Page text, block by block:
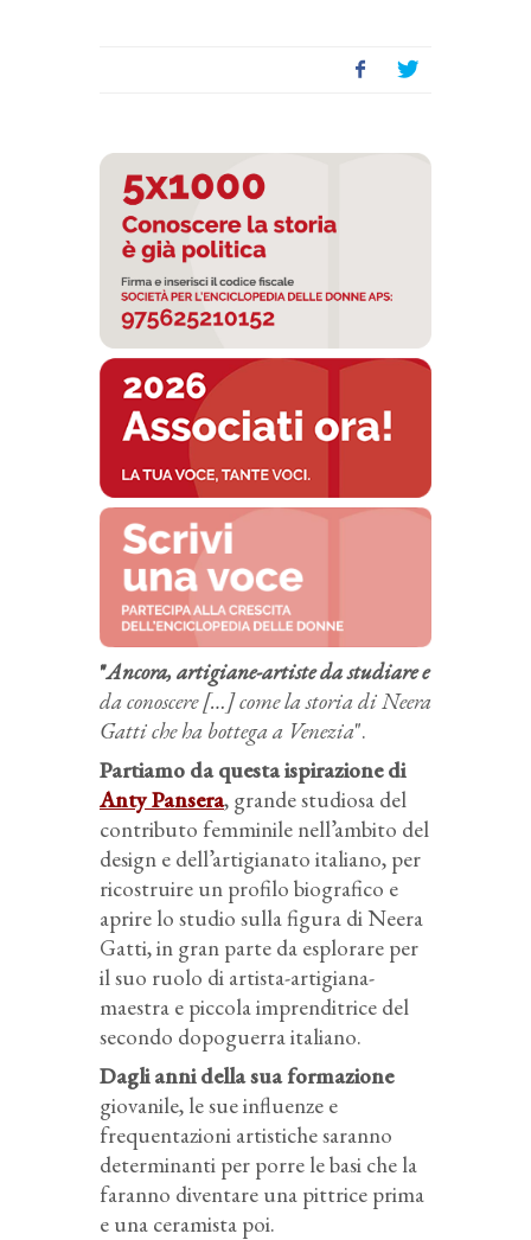
"Ancora, artigiane-artiste da studiare e
da conoscere […] come la storia di Neera
Gatti che ha bottega a Venezia".
Partiamo da questa ispirazione di
Anty Pansera, grande studiosa del
contributo femminile nell’ambito del
design e dell’artigianato italiano, per
ricostruire un profilo biografico e
aprire lo studio sulla figura di Neera
Gatti, in gran parte da esplorare per
il suo ruolo di artista-artigiana-
maestra e piccola imprenditrice del
secondo dopoguerra italiano.
Dagli anni della sua formazione
giovanile, le sue influenze e
frequentazioni artistiche saranno
determinanti per porre le basi che la
faranno diventare una pittrice prima
e una ceramista poi.